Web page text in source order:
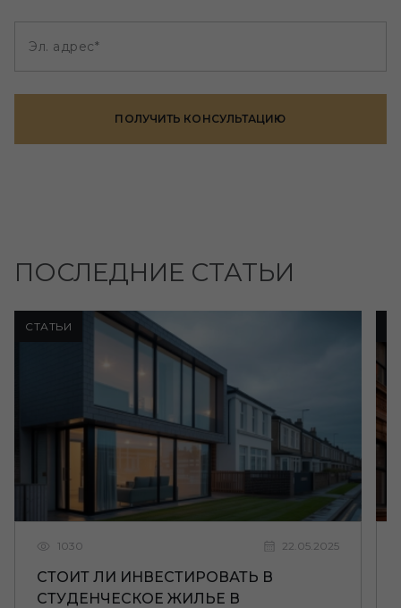
Эл. адрес*
ПОЛУЧИТЬ КОНСУЛЬТАЦИЮ
ПОСЛЕДНИЕ СТАТЬИ
СТАТЬИ
1030 22.05.2025
СТОИТ ЛИ ИНВЕСТИРОВАТЬ В
СТУДЕНЧЕСКОЕ ЖИЛЬЕ В